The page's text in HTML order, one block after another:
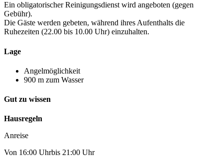
Ein obligatorischer Reinigungsdienst wird angeboten (gegen
Gebühr).
Die Gäste werden gebeten, während ihres Aufenthalts die
Ruhezeiten (22.00 bis 10.00 Uhr) einzuhalten.
Lage
Angelmöglichkeit
900 m zum Wasser
Gut zu wissen
Hausregeln
Anreise
Von 16:00 Uhrbis 21:00 Uhr